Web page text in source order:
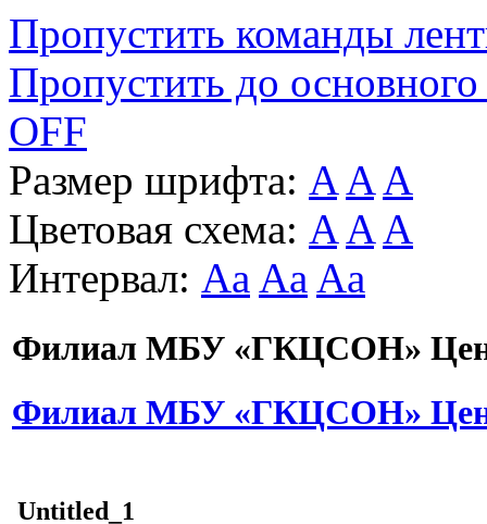
Пропустить команды
Пропустить до основного
OFF
Размер шрифта: A A A
Цветовая схема: A A A
Интервал: Aa Aa Aa
Филиал МБУ «ГКЦСОН»
Филиал МБУ «ГКЦСОН»
Untitled_1